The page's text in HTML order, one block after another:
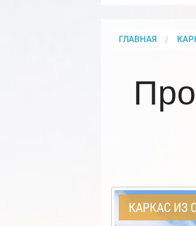
ГЛАВНАЯ
КАРКАС ИЗ